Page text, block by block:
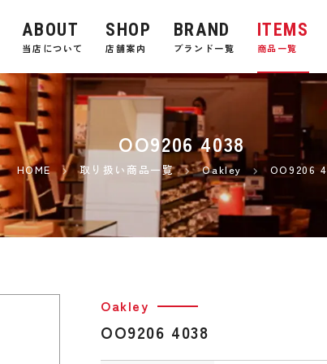
ABOUT
当店について
SHOP
店舗案内
BRAND
ブランド一覧
ITEMS
商品一覧
OO9206 4038
HOME 取り扱い商品一覧 Oakley OO9206
Oakley
OO9206 4038